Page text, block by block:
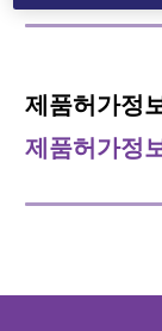
제품허가정
제품허가정